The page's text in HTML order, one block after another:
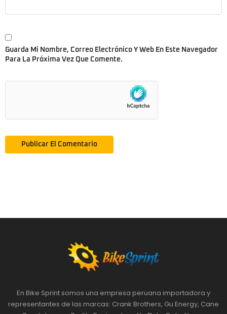
Guarda Mi Nombre, Correo Electrónico Y Web En Este Navegador
Para La Próxima Vez Que Comente.
En Bike Sprint somos una empresa peruana importadora y
representantes de las marcas: Crank Brothers, Gu Energy, Cane